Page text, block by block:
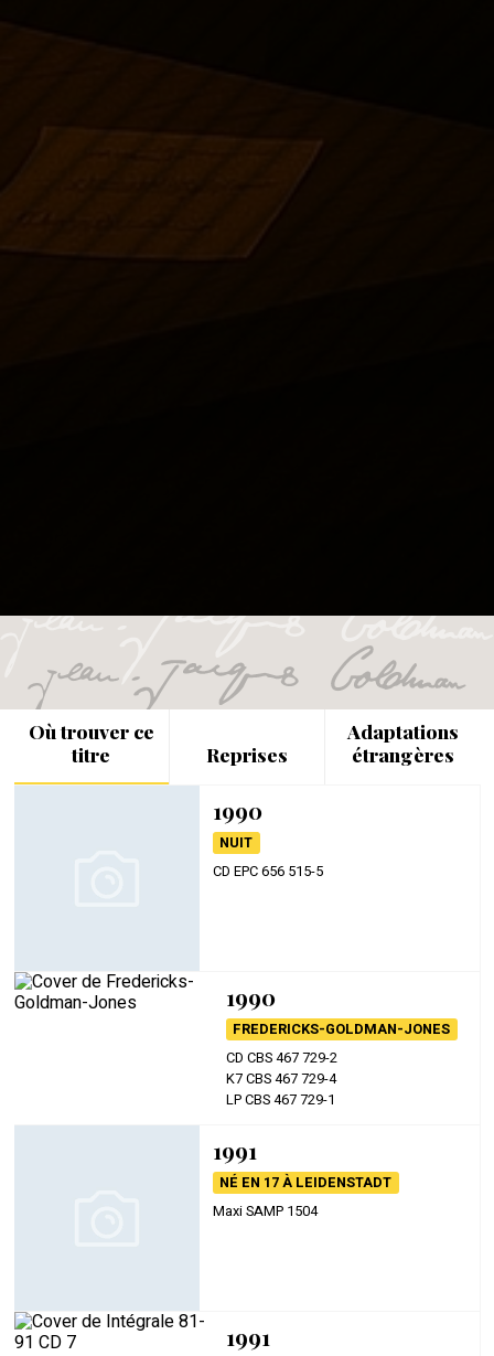
Où trouver ce
titre
Reprises
Adaptations
étrangères
1990
NUIT
CD EPC 656 515-5
1990
FREDERICKS-GOLDMAN-JONES
CD CBS 467 729-2
K7 CBS 467 729-4
LP CBS 467 729-1
1991
NÉ EN 17 À LEIDENSTADT
Maxi SAMP 1504
1991